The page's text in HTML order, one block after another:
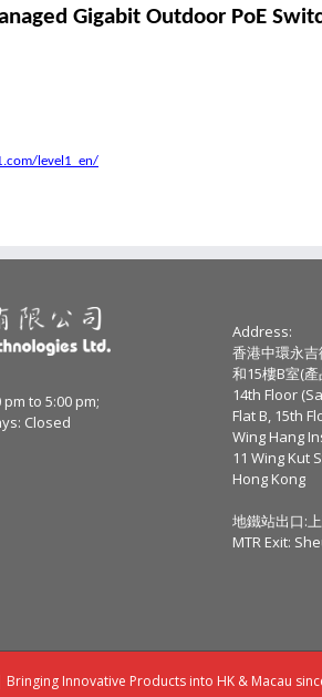
Gigabit Outdoor PoE
level1_en/
pm to 5:00 pm;
Closed
Address:
香港中環永
和15樓B室(
14th Floor
Flat B, 15th
Wing Hang
11 Wing Kut
Hong Kong
地鐵站出口:
MTR Exit:
Innovative Products into HK & Macau